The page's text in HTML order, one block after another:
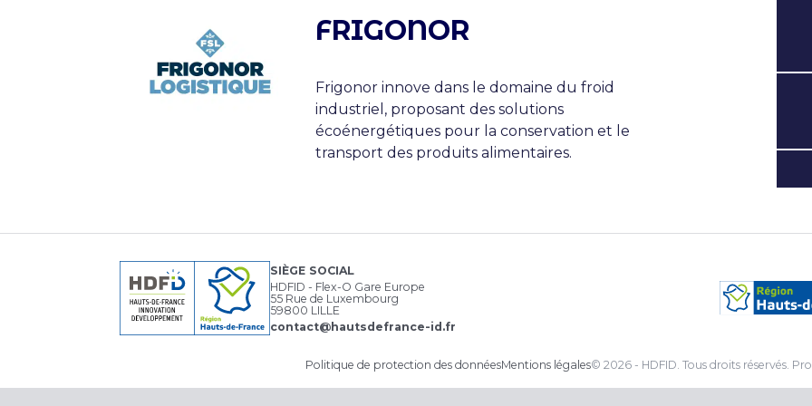
FRIGONOR
Frigonor innove dans le domaine du froid
industriel, proposant des solutions
écoénergétiques pour la conservation et le
transport des produits alimentaires.
SIÈGE SOCIAL
HDFID - Flex-O Gare Europe
55 Rue de Luxembourg
59800 LILLE
contact@hautsdefrance-id.fr
Politique de protection des donnéesMentions légales© 2026 - HDFID. Tous droits réservés.